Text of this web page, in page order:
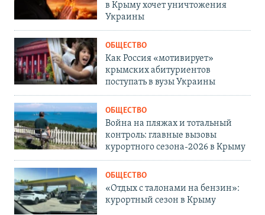
в Крыму хочет уничтожения
Украины
ОБЩЕСТВО
Как Россия «мотивирует»
крымских абитуриентов
поступать в вузы Украины
ОБЩЕСТВО
Война на пляжах и тотальный
контроль: главные вызовы
курортного сезона-2026 в Крыму
ОБЩЕСТВО
«Отдых с талонами на бензин»:
курортный сезон в Крыму